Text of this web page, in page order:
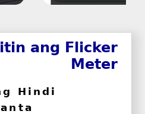
ang Flicker
Meter
Hindi